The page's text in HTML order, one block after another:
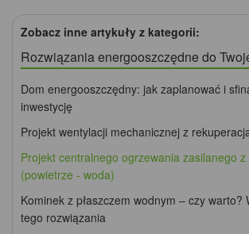
Zobacz inne artykuły z kategorii:
Rozwiązania energooszczędne do
Dom energooszczędny: jak zaplanować i
inwestycję
Projekt wentylacji mechanicznej z
Projekt centralnego ogrzewania zasilanego z
(powietrze - woda)
Kominek z płaszczem wodnym – czy warto?
tego rozwiązania